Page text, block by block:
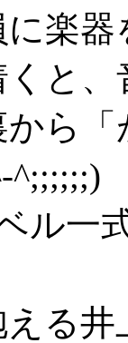
楽
と
ら
^;;;;;;)
ル一
る